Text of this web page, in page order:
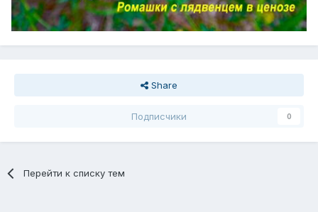
Share
Подписчики 0
Перейти к списку тем